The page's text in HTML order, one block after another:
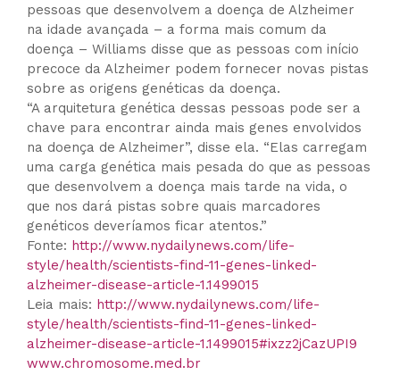
pessoas que desenvolvem a doença de Alzheimer
na idade avançada – a forma mais comum da
doença – Williams disse que as pessoas com início
precoce da Alzheimer podem fornecer novas pistas
sobre as origens genéticas da doença.
“A arquitetura genética dessas pessoas pode ser a
chave para encontrar ainda mais genes envolvidos
na doença de Alzheimer”, disse ela. “Elas carregam
uma carga genética mais pesada do que as pessoas
que desenvolvem a doença mais tarde na vida, o
que nos dará pistas sobre quais marcadores
genéticos deveríamos ficar atentos.”
Fonte: http://www.nydailynews.com/life-
style/health/scientists-find-11-genes-linked-
alzheimer-disease-article-1.1499015
Leia mais: http://www.nydailynews.com/life-
style/health/scientists-find-11-genes-linked-
alzheimer-disease-article-1.1499015#ixzz2jCazUPI9
www.chromosome.med.br